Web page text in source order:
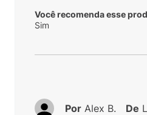
Você recomenda esse
Sim
Por Alex B. De